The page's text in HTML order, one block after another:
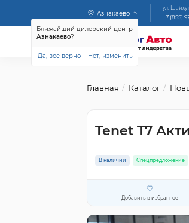
Азнакаево
Ближайший дилерский центр
Азнакаево?
Да, все верно Нет, изменить
ул.
+7 (855)
Главная Каталог
Tenet T7
В наличии Спецпредложение
Добавить в избранное